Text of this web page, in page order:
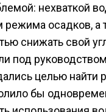
нехваткой
режима осадков, а
снижать свой
под
целью найти
бы